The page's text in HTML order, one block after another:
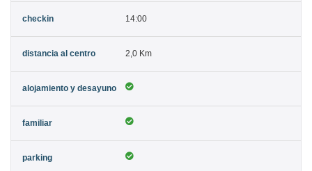
14:00
2,0 Km